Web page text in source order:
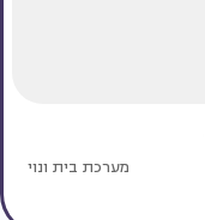
מערכת בית ונוי